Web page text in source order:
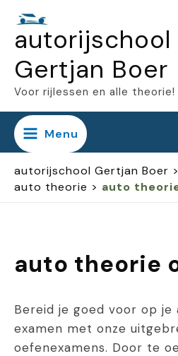
naarautorijschool
Gertjan Boer
Voor rijlessen en alle theorie!
Menu
autorijschool Gertjan Boer >
auto theorie > auto
auto theorie
Bereid je goed voor op je
examen met onze
oefenexamens. Door te